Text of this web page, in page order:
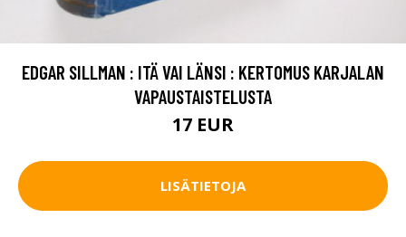
EDGAR SILLMAN : ITÄ VAI LÄNSI : KERTOMUS KARJALAN
VAPAUSTAISTELUSTA
17 EUR
LISÄTIETOJA